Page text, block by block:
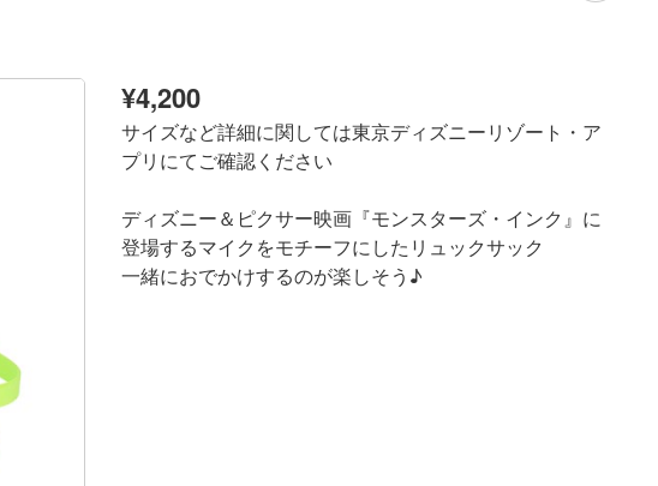
¥4,200
サイズなど詳細に関しては東京ディズニーリゾート・ア
プリにてご確認ください
ディズニー＆ピクサー映画『モンスターズ・インク』に
登場するマイクをモチーフにしたリュックサック
一緒におでかけするのが楽しそう♪